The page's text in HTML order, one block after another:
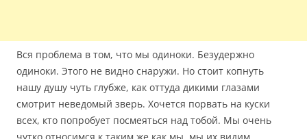
Вся проблема в том, что мы одиноки. Безудержно
одиноки. Этого не видно снаружи. Но стоит копнуть
нашу душу чуть глубже, как оттуда дикими глазами
смотрит неведомый зверь. Хочется порвать на куски
всех, кто попробует посмеяться над тобой. Мы очень